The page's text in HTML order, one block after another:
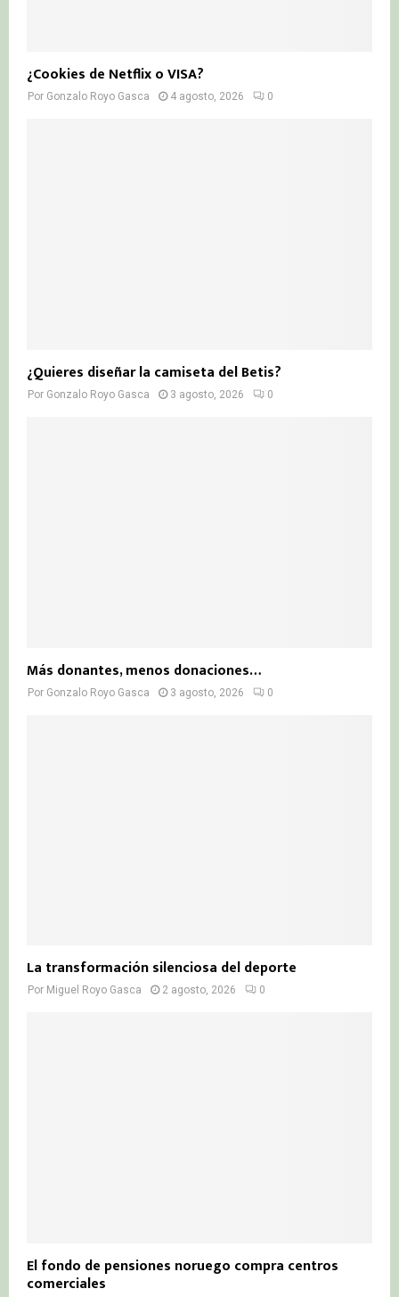
¿Cookies de Netflix o VISA?
Por Gonzalo Royo Gasca 4 agosto, 2026 0
¿Quieres diseñar la camiseta del Betis?
Por Gonzalo Royo Gasca 3 agosto, 2026 0
Más donantes, menos donaciones…
Por Gonzalo Royo Gasca 3 agosto, 2026 0
La transformación silenciosa del deporte
Por Miguel Royo Gasca 2 agosto, 2026 0
El fondo de pensiones noruego compra centros
comerciales